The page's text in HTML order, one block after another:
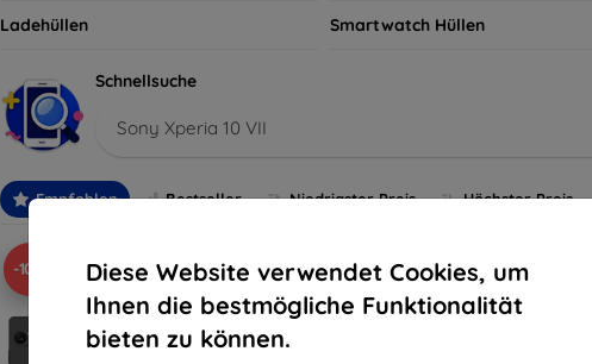
Diese Website verwendet Cookies, um
Ihnen die bestmögliche Funktionalität
bieten zu können.
Ladehüllen Smartwatch Hüllen
Schnellsuche
Sony Xperia 10 VII
Empfohlen Bestseller Niedrigster Preis Höchster Preis
-10% -10%